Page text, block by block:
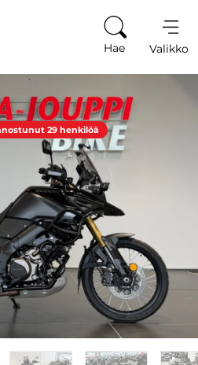
Hae Valikko
29 henkilöä